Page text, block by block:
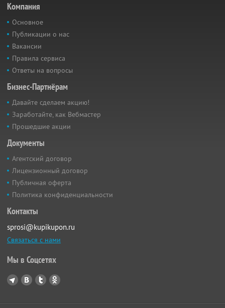
Компания
Основное
Публикации о нас
Вакансии
Правила сервиса
Ответы на вопросы
Бизнес-Партнёрам
Давайте сделаем акцию!
Заработайте, как Вебмастер
Прошедшие акции
Документы
Агентский договор
Лицензионный договор
Публичная оферта
Политика конфиденциальности
Контакты
sprosi@kupikupon.ru
Связаться с нами
Мы в Соцсетях